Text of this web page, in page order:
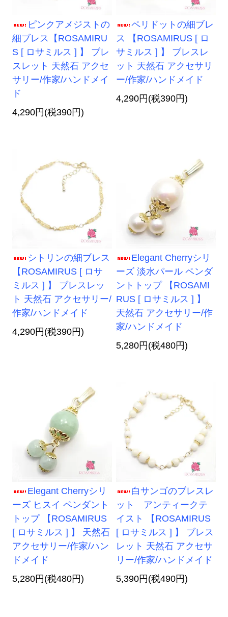
ピンクアメジストの
細ブレス【ROSAMIRU
S [ ロサミルス ] 】 ブレ
スレット 天然石 アクセ
サリー/作家/ハンドメイ
ド
4,290円(税390円)
ペリドットの細ブレ
ス 【ROSAMIRUS [ ロ
サミルス ] 】 ブレスレ
ット 天然石 アクセサリ
ー/作家/ハンドメイド
4,290円(税390円)
シトリンの細ブレス
【ROSAMIRUS [ ロサ
ミルス ] 】 ブレスレッ
ト 天然石 アクセサリー/
作家/ハンドメイド
4,290円(税390円)
Elegant Cherryシリ
ーズ 淡水パール ペンダ
ントトップ 【ROSAMI
RUS [ ロサミルス ] 】
天然石 アクセサリー/作
家/ハンドメイド
5,280円(税480円)
Elegant Cherryシリ
ーズ ヒスイ ペンダント
トップ 【ROSAMIRUS
[ ロサミルス ] 】 天然石
アクセサリー/作家/ハン
ドメイド
5,280円(税480円)
白サンゴのブレスレ
ット アンティークテ
イスト 【ROSAMIRUS
[ ロサミルス ] 】 ブレス
レット 天然石 アクセサ
リー/作家/ハンドメイド
5,390円(税490円)